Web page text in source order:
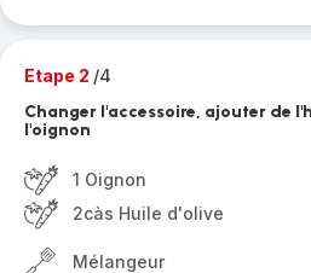
Etape 2 /4
Changer l'accessoire, ajouter de
l'oignon
1 Oignon
2càs Huile d'olive
Mélangeur